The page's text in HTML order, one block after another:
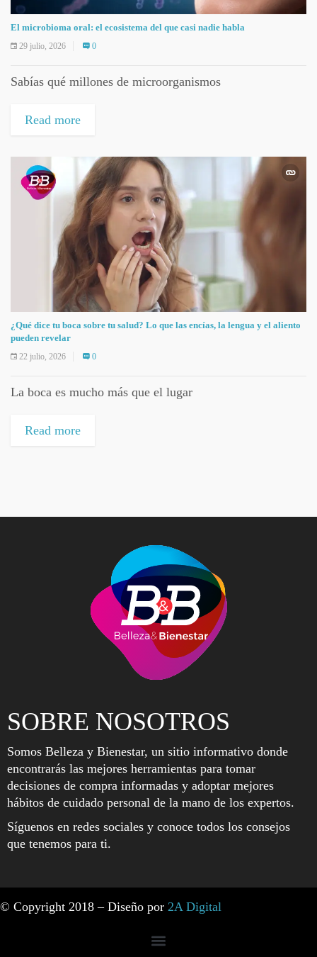
El microbioma oral: el ecosistema del que casi nadie habla
29 julio, 2026 0
Sabías qué millones de microorganismos
Read more
¿Qué dice tu boca sobre tu salud? Lo que las encías, la lengua y el aliento
pueden revelar
22 julio, 2026 0
La boca es mucho más que el lugar
Read more
SOBRE NOSOTROS
Somos Belleza y Bienestar, un sitio informativo donde
encontrarás las mejores herramientas para tomar
decisiones de compra informadas y adoptar mejores
hábitos de cuidado personal de la mano de los expertos.
Síguenos en redes sociales y conoce todos los consejos
que tenemos para ti.
© Copyright 2018 – Diseño por 2A Digital